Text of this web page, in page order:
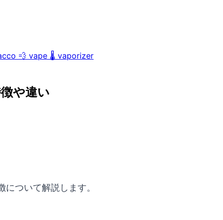
💨 vape 🌡️ vaporizer
や違い
ついて解説します。